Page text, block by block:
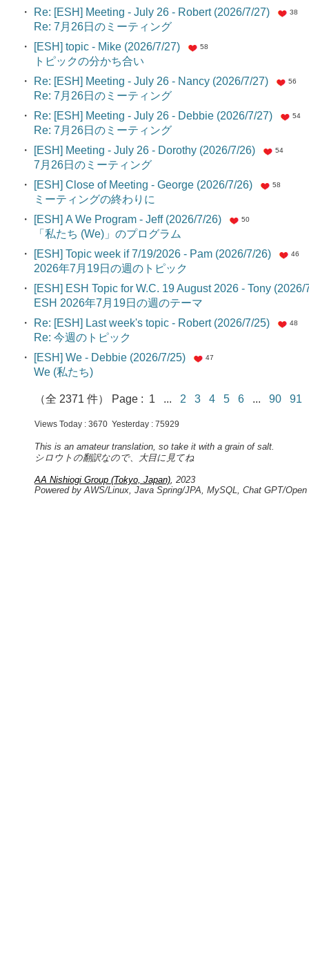
・
Re: [ESH] Meeting - July 26 - Robert (2026/7/27)
Re: 7月26日のミーティング
38
・
[ESH] topic - Mike (2026/7/27)
トピックの分かち合い
58
・
Re: [ESH] Meeting - July 26 - Nancy (2026/7/27)
Re: 7月26日のミーティング
56
・
Re: [ESH] Meeting - July 26 - Debbie (2026/7/27)
Re: 7月26日のミーティング
54
・
[ESH] Meeting - July 26 - Dorothy (2026/7/26)
7月26日のミーティング
54
・
[ESH] Close of Meeting - George (2026/7/26)
ミーティングの終わりに
58
・
[ESH] A We Program - Jeff (2026/7/26)
「私たち (We)」のプログラム
50
・
[ESH] Topic week if 7/19/2026 - Pam (2026/7/26)
2026年7月19日の週のトピック
46
・
[ESH] ESH Topic for W.C. 19 August 2026 - Tony (2026/
ESH 2026年7月19日の週のテーマ
・
Re: [ESH] Last week's topic - Robert (2026/7/25)
Re: 今週のトピック
48
・
[ESH] We - Debbie (2026/7/25)
We (私たち)
47
（全 2371 件） Page : 1 ... 2 3 4 5 6 ... 90
Views Today : 3670 Yesterday : 75929
This is an amateur translation, so take it with a grain of salt.
シロウトの翻訳なので、大目に見てね
AA Nishiogi Group (Tokyo, Japan), 2023
Powered by AWS/Linux, Java Spring/JPA, MySQL, Chat GPT/